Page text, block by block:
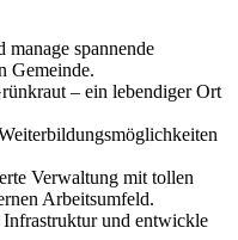
manage spannende
Gemeinde.
– ein lebendiger Ort
Verwaltung mit tollen
Arbeitsumfeld.
Infrastruktur und entwickle